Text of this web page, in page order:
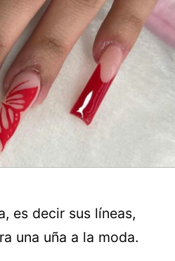
es decir sus líneas,
una uña a la moda.